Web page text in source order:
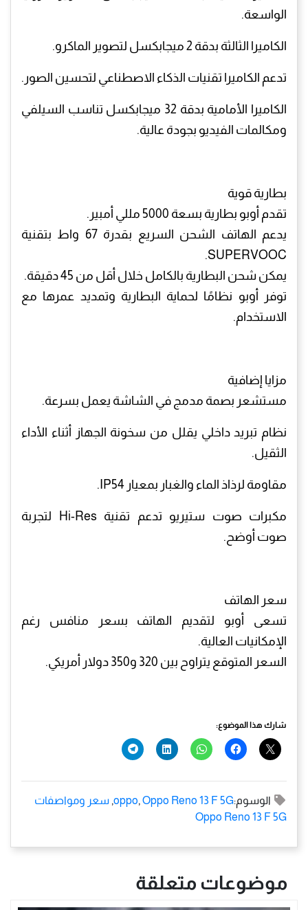
الواسعة.
الكاميرا الثالثة بدقة 2 ميجابكسل لتصوير الماكرو.
تدعم الكاميرا تقنيات الذكاء الاصطناعي لتحسين الصور.
الكاميرا الأمامية بدقة 32 ميجابكسل تناسب السيلفي
ومكالمات الفيديو بجودة عالية.
بطارية قوية
تقدم أوبو بطارية بسعة 5000 مللي أمبير.
يدعم الهاتف الشحن السريع بقدرة 67 واط بتقنية
SUPERVOOC.
يمكن شحن البطارية بالكامل خلال أقل من 45 دقيقة.
توفر أوبو نظامًا لحماية البطارية وتمديد عمرها مع
الاستخدام.
مزايا إضافية
مستشعر بصمة مدمج في الشاشة يعمل بسرعة.
نظام تبريد داخلي يقلل من سخونة الجهاز أثناء الأداء
الثقيل.
مقاومة لرذاذ الماء والغبار بمعيار IP54.
مكبرات صوت ستيريو تدعم تقنية Hi-Res لتجربة
صوت أوضح.
سعر الهاتف
تسعى أوبو لتقديم الهاتف بسعر منافس رغم
الإمكانيات العالية.
السعر المتوقع يتراوح بين 320 و350 دولار أمريكي.
شارك هذا الموضوع:
الوسوم: oppo, Oppo Reno 13 F 5G
, سعر ومواصفات
Oppo Reno 13 F 5G
موضوعات متعلقة